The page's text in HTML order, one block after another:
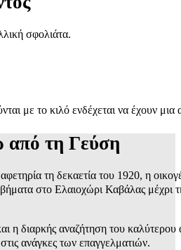
σφολιάτα.
με το κιλό ενδέχεται να έχουν
από τη Γεύση
τη δεκαετία του 1920, η
στο Ελαιοχώρι Καβάλας μέχρι
η διαρκής αναζήτηση του
ανάγκες των επαγγελματιών.